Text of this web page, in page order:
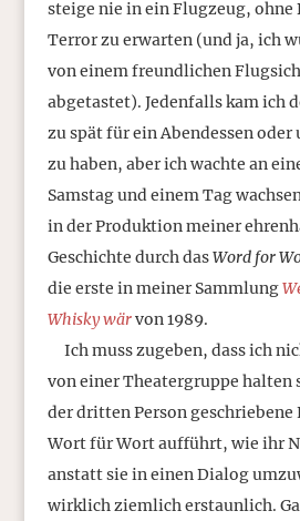
steige nie in ein Flugzeug, ohne
Terror zu erwarten (und ja, ich
von einem freundlichen
abgetastet). Jedenfalls kam ich
zu spät für ein Abendessen oder
zu haben, aber ich wachte an
Samstag und einem Tag
in der Produktion meiner
Geschichte durch dasWord for
die erste in meiner Sammlung
Whisky wärvon 1989.
Ich muss zugeben, dass ich
von einer Theatergruppe halten
der dritten Person geschriebene
Wort für Wort aufführt, wie ihr
anstatt sie in einen Dialog
wirklich ziemlich erstaunlich.